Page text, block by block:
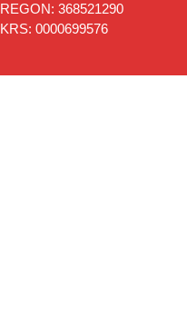
REGON: 368521290
KRS: 0000699576